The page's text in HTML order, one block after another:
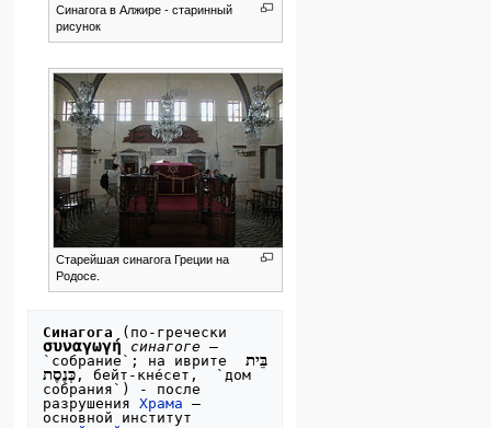
Синагога в Алжире - старинный
рисунок
Старейшая синагога Греции на
Родосе.
Синагога
συναγωγή синагоге —
`собрание`; на иврите
בֵּית
כְּנֶסֶת , бейт-кне́сет,  `дом
собрания`) - после
разрушения Храма —